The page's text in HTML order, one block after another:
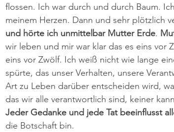
flossen. Ich war durch und durch Baum.
meinem Herzen. Dann und sehr plötzlich
und hörte ich unmittelbar Mutter Erde.
wir leben und mir war klar das es eins vor
eins vor Zwölf. Ich weiß nicht wie lange
spürte, das unser Verhalten, unsere
Art zu Leben darüber entscheiden wird,
das wir alle verantwortlich sind, keiner
Jeder Gedanke und jede Tat beeinflusst
die Botschaft bin.